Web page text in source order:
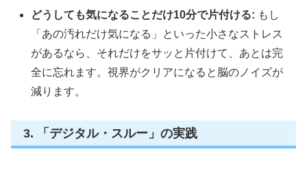
どうしても気になることだけ10分で片付ける: もし
「あの汚れだけ気になる」といった小さなストレス
があるなら、それだけをサッと片付けて、あとは完
全に忘れます。視界がクリアになると脳のノイズが
減ります。
3. 「デジタル・スルー」の実践